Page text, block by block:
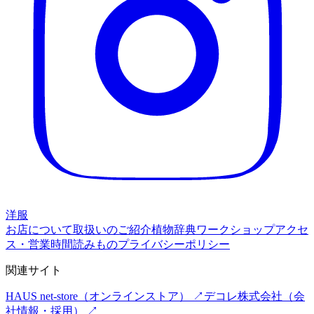
洋服
お店について取扱いのご紹介植物辞典ワークショップアクセ
ス・営業時間読みものプライバシーポリシー
関連サイト
HAUS net-store （オンラインストア） ↗ デコレ株式会社 （会
社情報・採用） ↗